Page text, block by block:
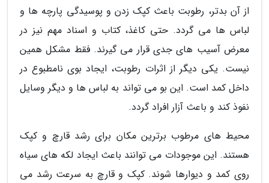
از آن بدتر، رطوبت باعث کپک زدن و پوسیدگی پارچه ها و
لباس ها می گردد. حتی کاغذ، کتاب و اسناد مهم نیز در
معرض آسیب های جدی قرار می گیرند. فقط مشکل همین
نیست. یکی دیگر از اثرات رطوبت، ایجاد بوی نامطبوع در
داخل کمد است. این بو می تواند به لباس ها و دیگر وسایل
نفوذ کند و باعث آزار افراد گردد.
محیط های مرطوب برترین مکان برای رشد قارچ و کپک
هستند. این موجودات می توانند باعث ایجاد لکه های سیاه
روی کمد و دیوارها شوند. کپک و قارچ به سرعت رشد می